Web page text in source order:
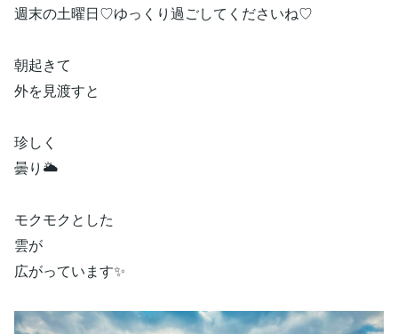
週末の土曜日♡ゆっくり過ごしてくださいね♡
朝起きて
外を見渡すと
珍しく
曇り🌥
モクモクとした
雲が
広がっています✨